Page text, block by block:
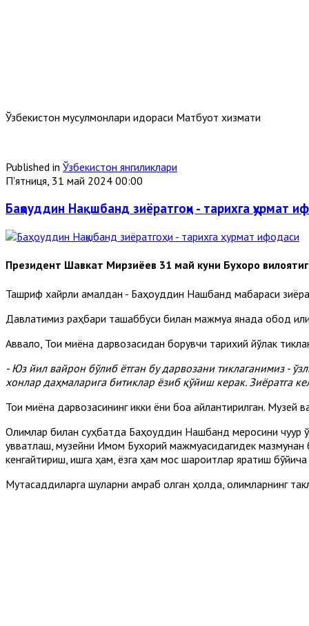
Ўзбекистон мусулмонлари идораси Матбуот хизмати
Published in Ўзбекистон янгиликлари
П'ятниця, 31 май 2024 00:00
Баҳоуддин Нақшбанд зиёратгоҳи - тарихга ҳурмат
Президент Шавкат Мирзиёев 31 май куни Бухоро
Ташриф хайрли амалдан - Баҳоуддин Нақшбанд мақбараси
Давлатимиз раҳбари ташаббуси билан мажмуа янада обод
Аввало, Тоқи миёна дарвозасидан борувчи тарихий йўлак
- Юз йил вайрон бўлиб ётган бу дарвозани тиклаганимиз -
хонлар даҳмаларига битиклар ёзиб қўйиш керак. Зиёратга
Тоқи миёна дарвозасининг икки ёни боққа айлантирилган.
Олимлар билан суҳбатда Баҳоуддин Нақшбанд меросини
қувватлаш, музейни Имом Бухорий мажмуасидагидек мазмунан
кенгайтириш, қишга ҳам, ёзга ҳам мос шароитлар яратиш
Мутасаддиларга шуларни қамраб олган ҳолда, олимларнинг